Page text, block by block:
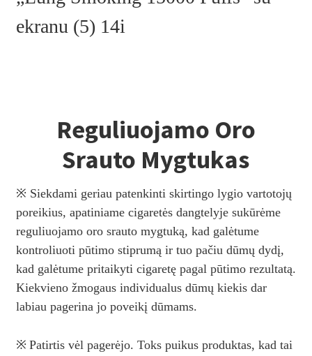
Reguliuojamo Oro
Srauto Mygtukas
※ Siekdami geriau patenkinti skirtingo lygio vartotojų
poreikius, apatiniame cigaretės dangtelyje sukūrėme
reguliuojamo oro srauto mygtuką, kad galėtume
kontroliuoti pūtimo stiprumą ir tuo pačiu dūmų dydį,
kad galėtume pritaikyti cigaretę pagal pūtimo rezultatą.
Kiekvieno žmogaus individualus dūmų kiekis dar
labiau pagerina jo poveikį dūmams.
※ Patirtis vėl pagerėjo. Toks puikus produktas, kad tai